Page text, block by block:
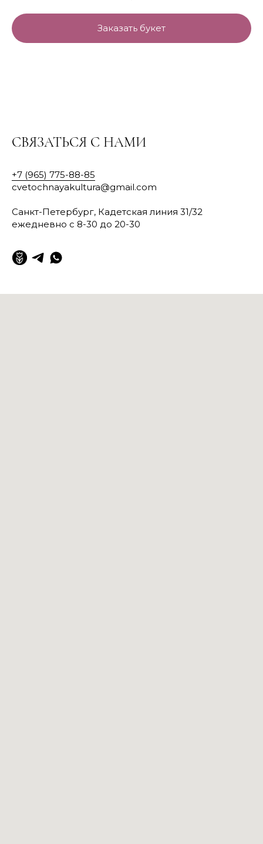
Заказать букет
СВЯЗАТЬСЯ С НАМИ
+7 (965) 775-88-85
cvetochnayakultura@gmail.com
Санкт-Петербург, Кадетская линия 31/32
ежедневно с 8-30 до 20-30